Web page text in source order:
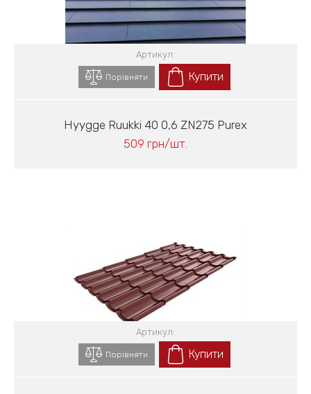
Hyygge Ruukki 40 0,6 ZN275 Purex
509 грн/шт.
Артикул:
Порівняти Купити
Артикул:
Порівняти Купити